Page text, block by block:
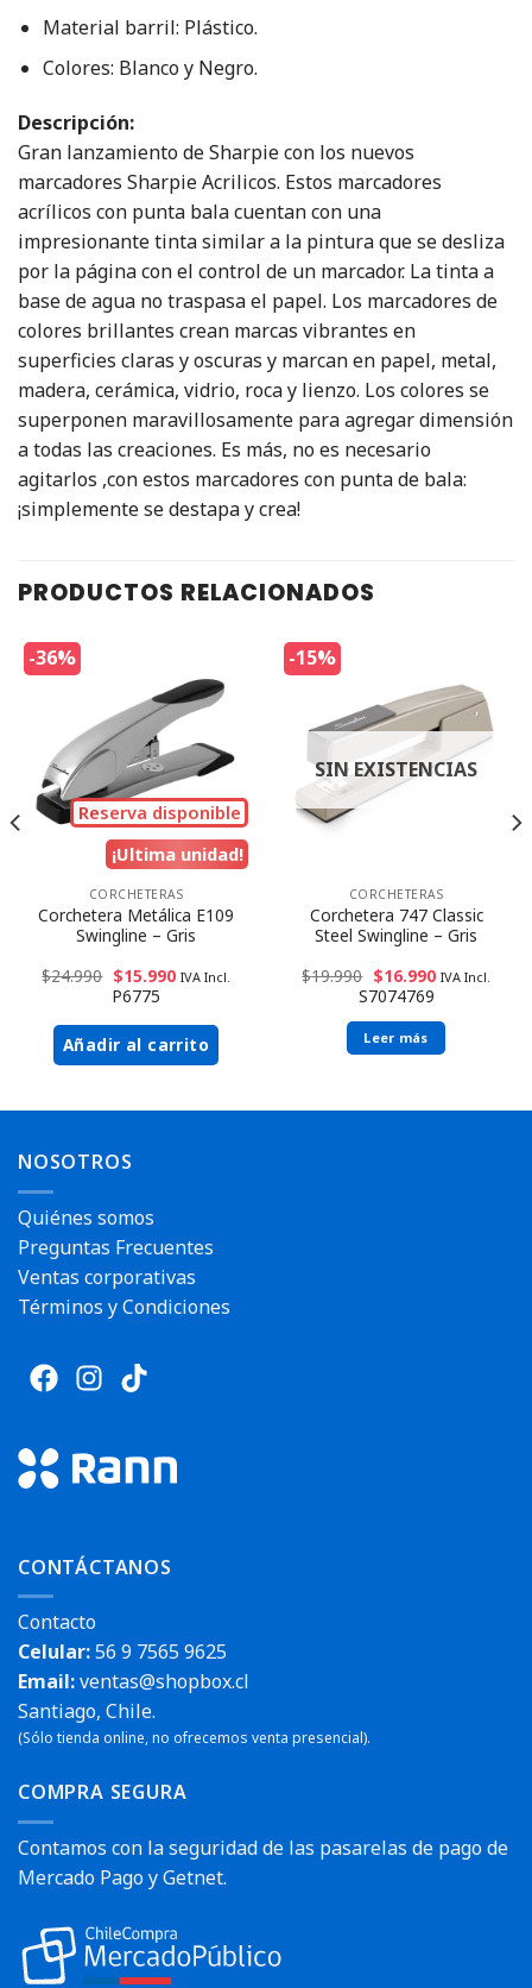
Material barril: Plástico.
Colores: Blanco y Negro.
Descripción:
Gran lanzamiento de Sharpie con los nuevos
marcadores Sharpie Acrilicos. Estos marcadores
acrílicos con punta bala cuentan con una
impresionante tinta similar a la pintura que se desliza
por la página con el control de un marcador. La tinta a
base de agua no traspasa el papel. Los marcadores de
colores brillantes crean marcas vibrantes en
superficies claras y oscuras y marcan en papel, metal,
madera, cerámica, vidrio, roca y lienzo. Los colores se
superponen maravillosamente para agregar dimensión
a todas las creaciones. Es más, no es necesario
agitarlos ,con estos marcadores con punta de bala:
¡simplemente se destapa y crea!
PRODUCTOS RELACIONADOS
-36%
¡Ultima unidad!
Reserva disponible
CORCHETERAS
Corchetera Metálica E109
Swingline – Gris
$24.990 $15.990 IVA Incl.
P6775
Añadir al carrito
-15%
SIN EXISTENCIAS
CORCHETERAS
Corchetera 747 Classic
Steel Swingline – Gris
$19.990 $16.990 IVA Incl.
S7074769
Leer más
NOSOTROS
Quiénes somos
Preguntas Frecuentes
Ventas corporativas
Términos y Condiciones
CONTÁCTANOS
Contacto
Celular:56 9 7565 9625
Email:ventas@shopbox.cl
Santiago, Chile.
(Sólo tienda online, no ofrecemos venta presencial).
COMPRA SEGURA
Contamos con la seguridad de las pasarelas de pago de
Mercado Pago y Getnet.